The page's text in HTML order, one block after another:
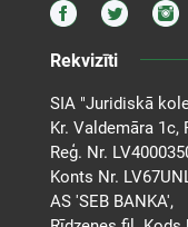
Rekvizīti
SIA "Juridiskā
Kr. Valdemāra 1c,
Reģ. Nr.
Konts Nr.
AS 'SEB BANKA',